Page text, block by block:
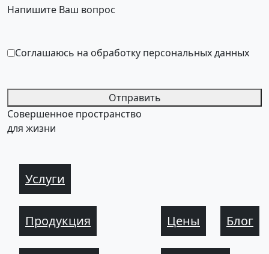
Напишите Ваш вопрос
Соглашаюсь на обработку персональных данных
Отправить
Совершенное пространство
для жизни
Услуги
Продукция Цены Блог